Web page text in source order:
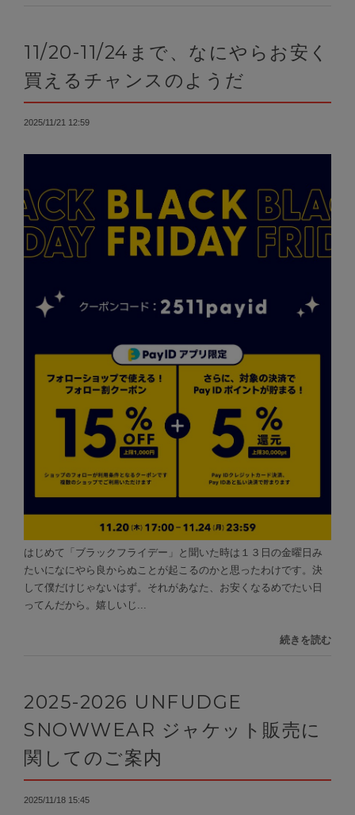
11/20-11/24まで、なにやらお安く
買えるチャンスのようだ
2025/11/21 12:59
はじめて「ブラックフライデー」と聞いた時は１３日の金曜日み
たいになにやら良からぬことが起こるのかと思ったわけです。決
して僕だけじゃないはず。それがあなた、お安くなるめでたい日
ってんだから。嬉しいじ...
続きを読む
2025-2026 UNFUDGE
SNOWWEAR ジャケット販売に
関してのご案内
2025/11/18 15:45